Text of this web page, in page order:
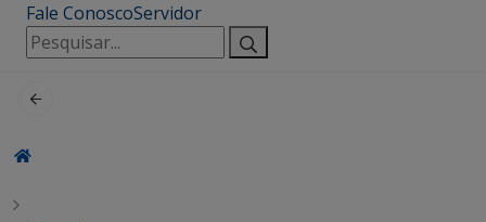
Fale ConoscoServidor
Pesquisar
por: